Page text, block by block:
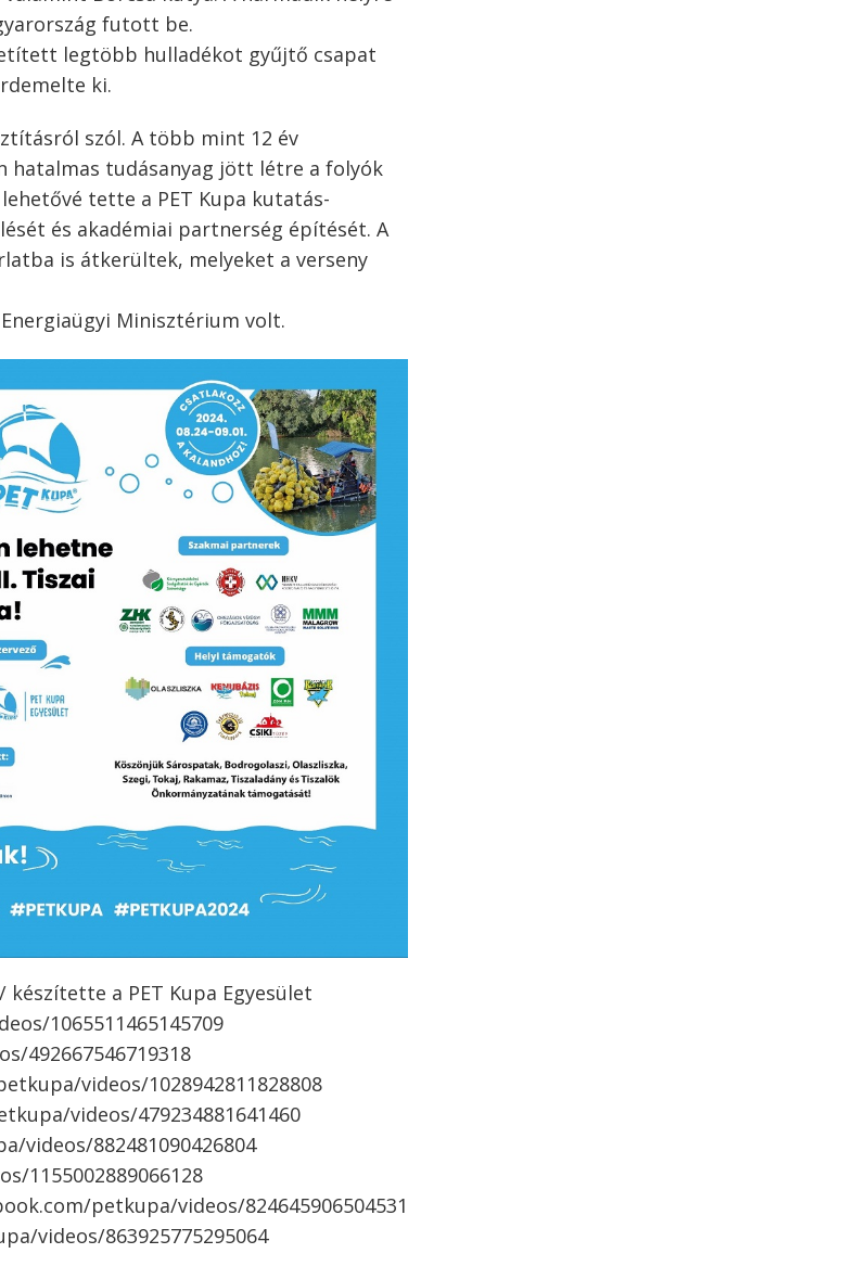
futott be.
legtöbb hulladékot gyűjtő csapat
ki.
szól. A több mint 12 év
hatalmas tudásanyag jött létre a folyók
lehetővé tette a PET Kupa kutatás-
és akadémiai partnerség építését. A
is átkerültek, melyeket a verseny
Minisztérium volt.
készítette a PET Kupa Egyesület
1065511465145709
492667546719318
videos/1028942811828808
videos/479234881641460
videos/882481090426804
1155002889066128
petkupa/videos/824645906504531
videos/863925775295064